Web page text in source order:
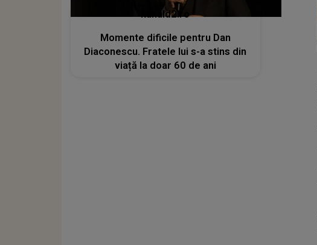
kanald2.ro
Momente dificile pentru Dan
Diaconescu. Fratele lui s-a stins din
viață la doar 60 de ani